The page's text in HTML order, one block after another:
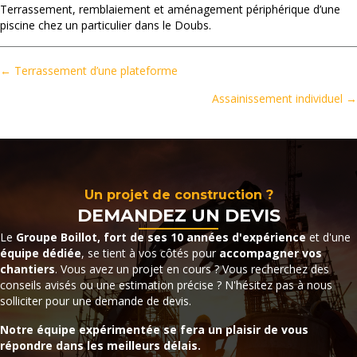
Terrassement, remblaiement et aménagement périphérique d’une
piscine chez un particulier dans le Doubs.
Posts
← Terrassement d’une plateforme
Assainissement individuel →
Un projet de construction ?
DEMANDEZ UN DEVIS
Le Groupe Boillot, fort de ses 10 années d'expérienceet d'une
équipe dédiée, se tient à vos côtés pour accompagner vos
chantiers. Vous avez un projet en cours ? Vous recherchez des
conseils avisés ou une estimation précise ? N'hésitez pas à nous
solliciter pour une demande de devis.
Notre équipe expérimentée se fera un plaisir de vous
répondre dans les meilleurs délais.